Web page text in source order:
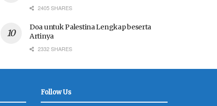
2405 SHARES
Doa untuk Palestina Lengkap beserta
Artinya
2332 SHARES
Follow Us